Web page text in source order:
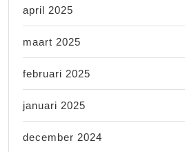
april 2025
maart 2025
februari 2025
januari 2025
december 2024